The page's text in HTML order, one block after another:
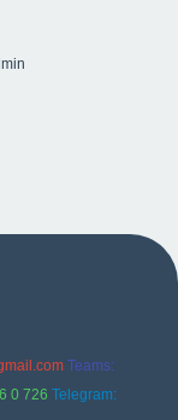
Teams:
0 726 Telegram: